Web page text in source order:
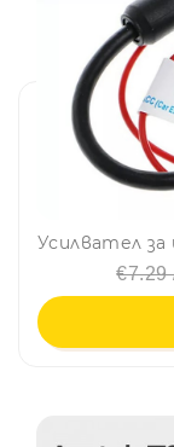
€7.29